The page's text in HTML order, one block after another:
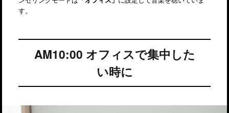
す。
AM10:00 オフィスで集中した
い時に